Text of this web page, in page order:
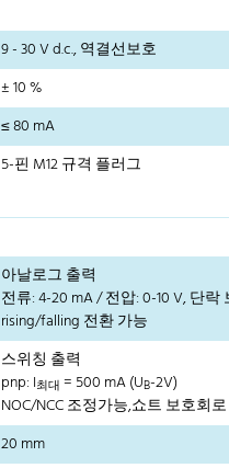
9 - 30 V d.c., 역결선보호
± 10 %
≤ 80 mA
5-핀 M12 규격 플러그
아날로그 출력
전류: 4-20 mA / 전압: 0-10 V, 단락
rising/falling 전환 가능
스위칭 출력
pnp: I최대 = 500 mA (UB-2V)
NOC/NCC 조정가능,쇼트 보호회로
20 mm